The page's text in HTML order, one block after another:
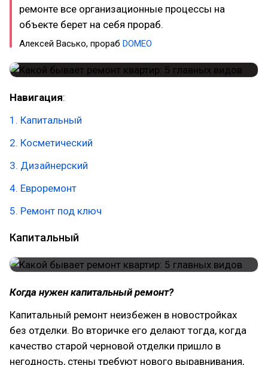
ремонте все организационные процессы на
объекте берет на себя прораб.
Алексей Васько, прораб DOMEO
Навигация:
1. Капитальный
2. Косметический
3. Дизайнерский
4. Евроремонт
5. Ремонт под ключ
Капитальный
Когда нужен капитальный ремонт?
Капитальный ремонт неизбежен в новостройках
без отделки. Во вторичке его делают тогда, когда
качество старой черновой отделки пришло в
негодность, стены требуют нового выравнивания,